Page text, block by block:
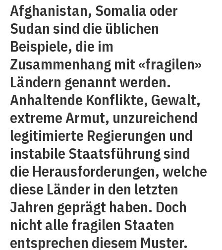
Afghanistan, Somalia oder
Sudan sind die üblichen
Beispiele, die im
Zusammenhang mit «fragilen»
Ländern genannt werden.
Anhaltende Konflikte, Gewalt,
extreme Armut, unzureichend
legitimierte Regierungen und
instabile Staatsführung sind
die Herausforderungen, welche
diese Länder in den letzten
Jahren geprägt haben. Doch
nicht alle fragilen Staaten
entsprechen diesem Muster.